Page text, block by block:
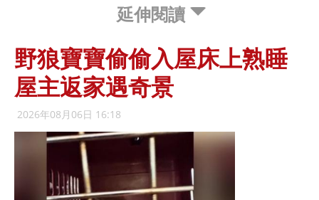
延伸閱讀
野狼寶寶偷偷入屋床上熟睡
屋主返家遇奇景
2026年08月06日 16:18